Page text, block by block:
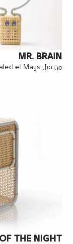
MR. BRAIN
من قبل Khaled el Mays
THE NIGHT